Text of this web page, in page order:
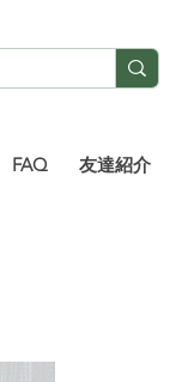
FAQ 友達紹介